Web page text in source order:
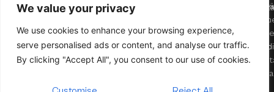
We value your privacy
We use cookies to enhance your browsing experience,
serve personalised ads or content, and analyse our traffic.
By clicking "Accept All", you consent to our use of cookies.
&